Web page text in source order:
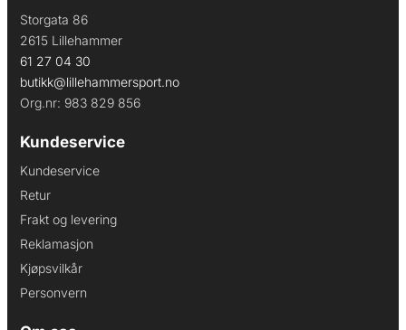
Storgata 86
2615 Lillehammer
61 27 04 30
butikk@lillehammersport.no
Org.nr: 983 829 856
Kundeservice
Kundeservice
Retur
Frakt og levering
Reklamasjon
Kjøpsvilkår
Personvern